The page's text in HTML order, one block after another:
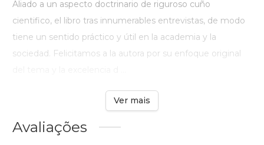
Aliado a un aspecto doctrinario de riguroso cuño
cientifico, el libro tras innumerables entrevistas, de modo
tiene un sentido práctico y útil en la academia y la
sociedad. Felicitamos a la autora por su enfoque original
Ver mais
Avaliações